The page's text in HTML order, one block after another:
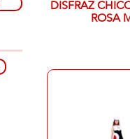
DISFRAZ CHICO AÑOS
ROSA